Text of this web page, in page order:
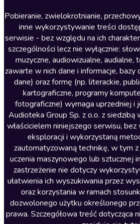
Literatura anglojęzyczna
Literatura faktu
Literatura obyczajowa
Literatura piękna obca
Literatura piękna polska
Nagrania relaksacyjne
Nauka języków
Nauki humanistyczne
Podcasty i audycje
Polityka
Prasa
Religia
Romans
Pobieranie, zwielokrotnianie,
inne wykorzystywanie treści
serwisie - bez względu na ich
szczególności lecz nie wyłącznie:
muzyczne, audiowizualne,
zawarte w nich dane i informacje, bazy
dane) oraz formę (np. literackie,
kartograficzne, programy
fotograficzne) wymaga uprzedniej i
Audioteka Group Sp. z o.o. z
właścicielem niniejszego serwisu,
eksploracji i wykorzystaną
zautomatyzowaną technikę, w tym
uczenia maszynowego lub sztucznej
zastrzeżenie nie dotyczy
ułatwienia ich wyszukiwania przez
oraz korzystania w ramach
dozwolonego użytku określonego
prawa. Szczegółowa treść dotycząca